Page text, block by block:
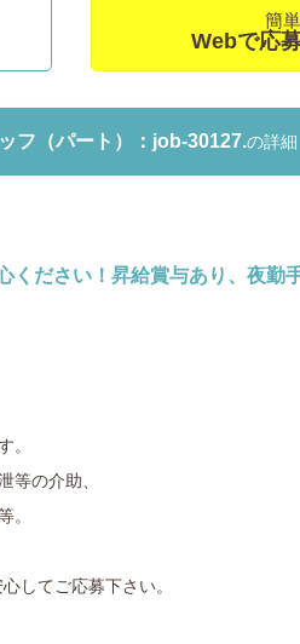
簡
Webで応
フ（パート）：job-30127.の詳細
ください！昇給賞与あり、夜勤
。
等の介助、
。
してご応募下さい。